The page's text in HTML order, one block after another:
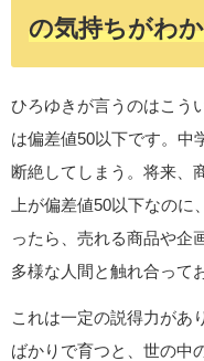
の気持ちがわ
ひろゆきが言うのはこう
は偏差値50以下です。中
断絶してしまう。将来、
上が偏差値50以下なの
ったら、売れる商品や企
多様な人間と触れ合って
これは一定の説得力があ
ばかりで育つと、世の中